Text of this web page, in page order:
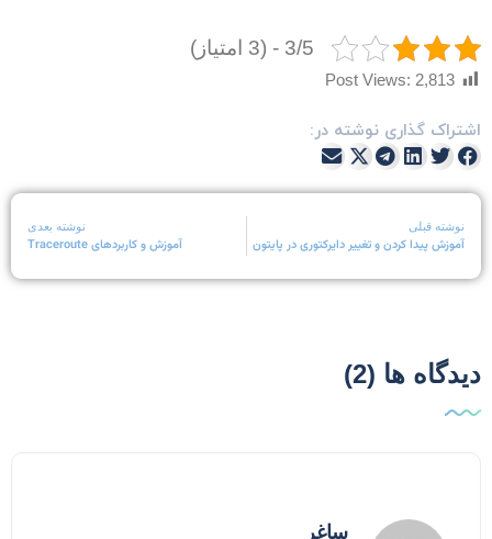
3/5 - (3 امتیاز)
Post Views: 2,813
گذاری نوشته در:
نوشته قبلی
آموزش پیدا کردن و تغییر دایرکتوری در پایتون
نوشته بعدی
آموزش و کاربردهای Traceroute
ها (2)
ساغر